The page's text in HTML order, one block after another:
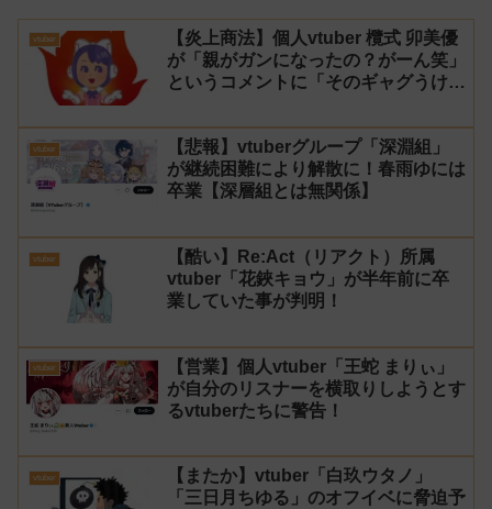
vtuber
【炎上商法】個人vtuber 欖式 卯美優
が「親がガンになったの？がーん笑」
というコメントに「そのギャグうけ
はオススメしないと投稿し叩かれる
vtuber
【悲報】vtuberグループ「深淵組」
が継続困難により解散に！春雨ゆには
卒業【深層組とは無関係】
vtuber
【酷い】Re:Act（リアクト）所属
vtuber「花鋏キョウ」が半年前に卒
業していた事が判明！
vtuber
【営業】個人vtuber「王蛇 まりぃ」
が自分のリスナーを横取りしようとす
るvtuberたちに警告！
vtuber
【またか】vtuber「白玖ウタノ」
「三日月ちゆる」のオフイベに脅迫予